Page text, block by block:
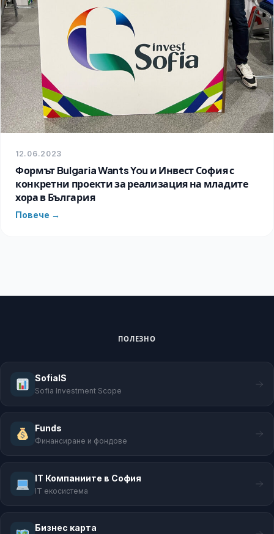
12.06.2023
Формът Bulgaria Wants You и Инвест София с
конкретни проекти за реализация на младите
хора в България
Повече →
ПОЛЕЗНО
SofiaIS
Sofia Investment Scope
Funds
Финансиране и фондове
IT Компаниите в София
IT екосистема
Бизнес карта